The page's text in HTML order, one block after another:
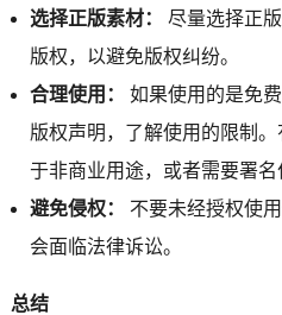
选择正版素材：
尽量选择正
版权，以避免版权纠纷。
合理使用：
如果使用的是免
版权声明，了解使用的限制
于非商业用途，或者需要署名
避免侵权：
不要未经授权使
会面临法律诉讼。
总结